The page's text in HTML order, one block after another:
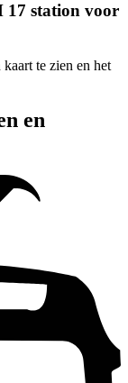
17 station voor
te zien en het
en